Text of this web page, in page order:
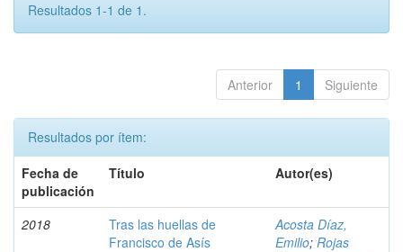
Resultados 1-1 de 1.
Anterior 1 Siguiente
Resultados por ítem:
Fecha de
publicación
Título Autor(es)
2018
Tras las huellas de
Francisco de Asís
Acosta Díaz,
Emilio; Rojas